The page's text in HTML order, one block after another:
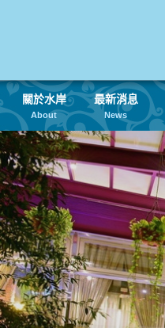
關於水岸
About
最新消息
News